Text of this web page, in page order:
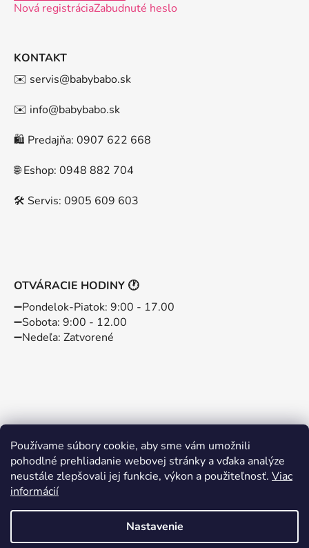
Používame súbory cookie, aby sme vám umožnili
pohodlné prehliadanie webovej stránky a vďaka analýze
neustále zlepšovali jej funkcie, výkon a použiteľnosť. Viac
informácií
Nastavenie
Nová registráciaZabudnuté heslo
KONTAKT
✉️ servis@babybabo.sk
✉️ info@babybabo.sk
🛍️ Predajňa: 0907 622 668
🌐 Eshop: 0948 882 704
🛠️ Servis: 0905 609 603
OTVÁRACIE HODINY 🕐
➖️Pondelok-Piatok: 9:00 - 17.00
➖️Sobota: 9:00 - 12.00
➖️Nedeľa: Zatvorené
Instagram Facebook